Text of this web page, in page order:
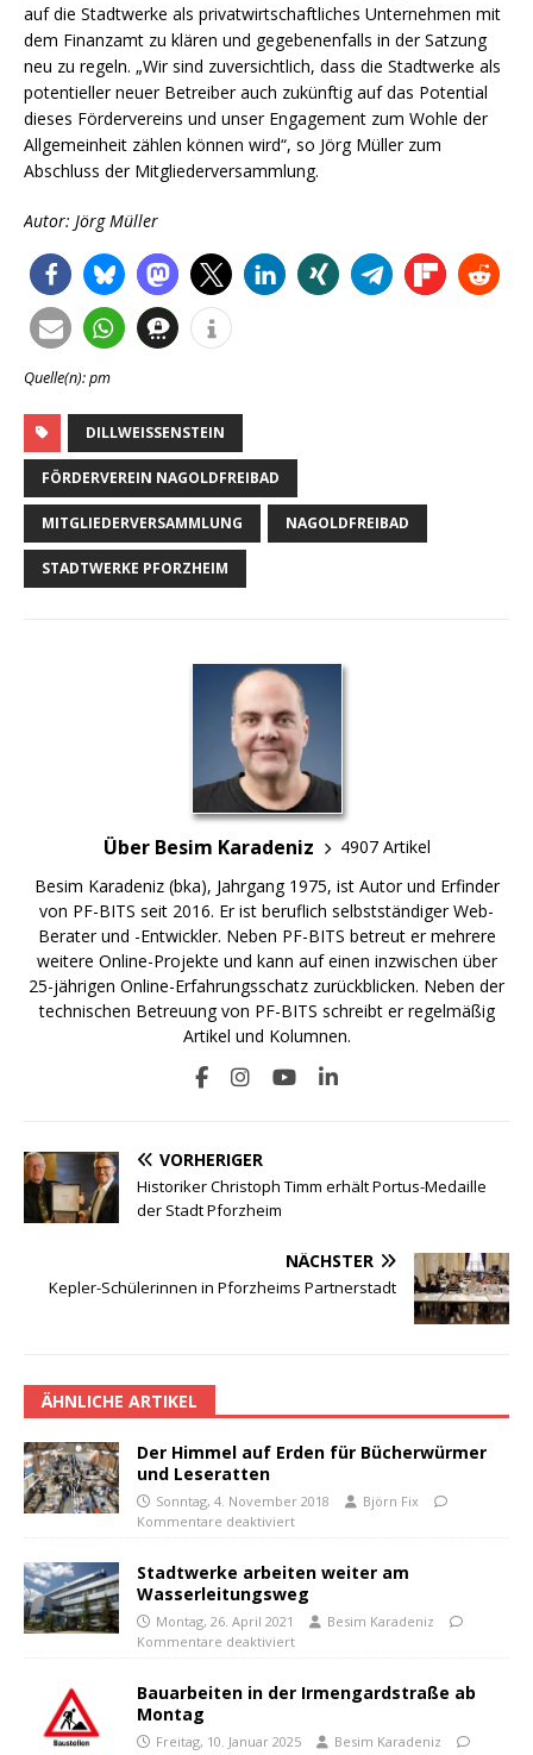
auf die Stadtwerke als privatwirtschaftliches Unternehmen mit
dem Finanzamt zu klären und gegebenenfalls in der Satzung
neu zu regeln. „Wir sind zuversichtlich, dass die Stadtwerke als
potentieller neuer Betreiber auch zukünftig auf das Potential
dieses Fördervereins und unser Engagement zum Wohle der
Allgemeinheit zählen können wird“, so Jörg Müller zum
Abschluss der Mitgliederversammlung.
Autor: Jörg Müller
Quelle(n): pm
DILLWEISSENSTEIN
FÖRDERVEREIN NAGOLDFREIBAD
MITGLIEDERVERSAMMLUNG NAGOLDFREIBAD
STADTWERKE PFORZHEIM
Über Besim Karadeniz
4907 Artikel
Besim Karadeniz (bka), Jahrgang 1975, ist Autor und Erfinder
von PF-BITS seit 2016. Er ist beruflich selbstständiger Web-
Berater und -Entwickler. Neben PF-BITS betreut er mehrere
weitere Online-Projekte und kann auf einen inzwischen über
25-jährigen Online-Erfahrungsschatz zurückblicken. Neben der
technischen Betreuung von PF-BITS schreibt er regelmäßig
Artikel und Kolumnen.
VORHERIGER
Historiker Christoph Timm erhält Portus-Medaille
der Stadt Pforzheim
NÄCHSTER
Kepler-Schülerinnen in Pforzheims Partnerstadt
ÄHNLICHE ARTIKEL
Der Himmel auf Erden für Bücherwürmer
und Leseratten
Sonntag, 4. November 2018
Björn Fix
Kommentare deaktiviert
Stadtwerke arbeiten weiter am
Wasserleitungsweg
Montag, 26. April 2021
Besim Karadeniz
Kommentare deaktiviert
Bauarbeiten in der Irmengardstraße ab
Montag
Freitag, 10. Januar 2025
Besim Karadeniz